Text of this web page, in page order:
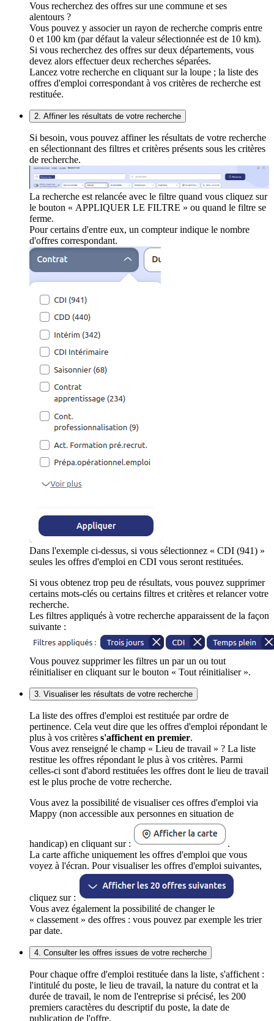
Vous recherchez des offres sur une commune et ses
alentours ?
Vous pouvez y associer un rayon de recherche compris entre
0 et 100 km (par défaut la valeur sélectionnée est de 10 km).
Si vous recherchez des offres sur deux départements, vous
devez alors effectuer deux recherches séparées.
Lancez votre recherche en cliquant sur la loupe ; la liste des
offres d'emploi correspondant à vos critères de recherche est
restituée.
2. Affiner les résultats de votre recherche
Si besoin, vous pouvez affiner les résultats de votre recherche
en sélectionnant des filtres et critères présents sous les critères
de recherche.
La recherche est relancée avec le filtre quand vous cliquez sur
le bouton « APPLIQUER LE FILTRE » ou quand le filtre se
ferme.
Pour certains d'entre eux, un compteur indique le nombre
d'offres correspondant.
Dans l'exemple ci-dessus, si vous sélectionnez « CDI (941) »
seules les offres d'emploi en CDI vous seront restituées.
Si vous obtenez trop peu de résultats, vous pouvez supprimer
certains mots-clés ou certains filtres et critères et relancer votre
recherche.
Les filtres appliqués à votre recherche apparaissent de la façon
suivante :
Vous pouvez supprimer les filtres un par un ou tout
réinitialiser en cliquant sur le bouton « Tout réinitialiser ».
3. Visualiser les résultats de votre recherche
La liste des offres d'emploi est restituée par ordre de
pertinence. Cela veut dire que les offres d'emploi répondant le
plus à vos critères s'affichent en premier.
Vous avez renseigné le champ « Lieu de travail » ? La liste
restitue les offres répondant le plus à vos critères. Parmi
celles-ci sont d'abord restituées les offres dont le lieu de travail
est le plus proche de votre recherche.
Vous avez la possibilité de visualiser ces offres d'emploi via
Mappy (non accessible aux personnes en situation de
handicap) en cliquant sur :
.
La carte affiche uniquement les offres d'emploi que vous
voyez à l'écran. Pour visualiser les offres d'emploi suivantes,
cliquez sur :
Vous avez également la possibilité de changer le
« classement » des offres : vous pouvez par exemple les trier
par date.
4. Consulter les offres issues de votre recherche
Pour chaque offre d'emploi restituée dans la liste, s'affichent :
l'intitulé du poste, le lieu de travail, la nature du contrat et la
durée de travail, le nom de l'entreprise si précisé, les 200
premiers caractères du descriptif du poste, la date de
publication de l'offre.